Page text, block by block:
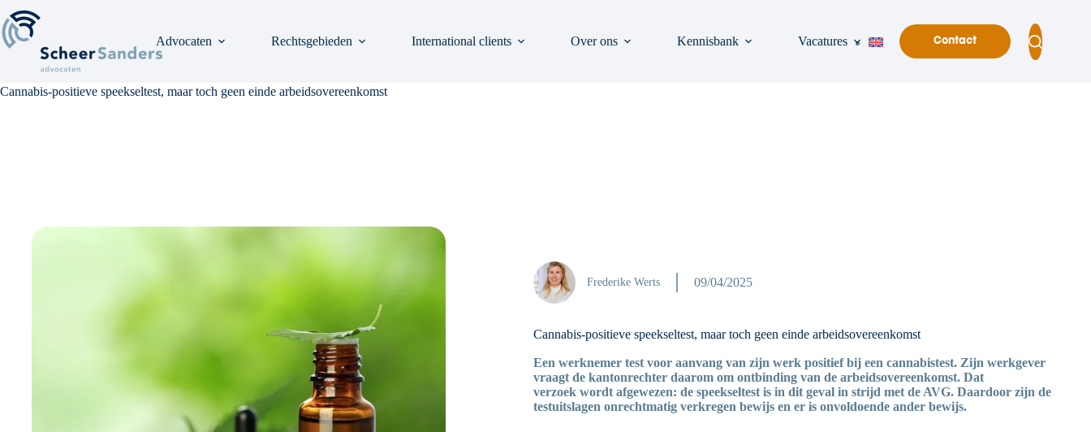
naar
de
inhoud
Advocaten Rechtsgebieden International clients Over ons Kennisbank Vacatures Contact
Cannabis-positieve speekseltest, maar toch geen einde arbeidsovereenkomst
Frederike Werts 09/04/2025
Cannabis-positieve speekseltest, maar toch geen einde arbeidsovereenkomst
Een werknemer test voor aanvang van zijn werk positief bij een cannabistest. Zijn werkgever
vraagt de kantonrechter daarom om ontbinding van de arbeidsovereenkomst. Dat
verzoek wordt afgewezen: de speekseltest is in dit geval in strijd met de AVG. Daardoor zijn de
testuitslagen onrechtmatig verkregen bewijs en er is onvoldoende ander bewijs.